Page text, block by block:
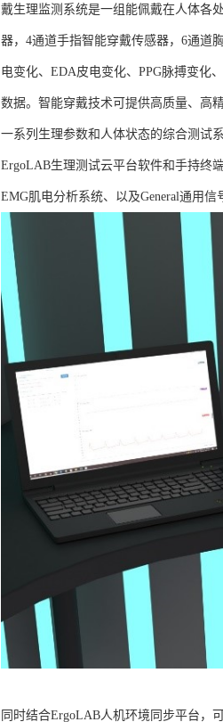
戴生理监测系统是一组能佩戴在人体各
器，4通道手指智能穿戴传感器，6通道
电变化、EDA皮电变化、PPG脉搏变化
数据。智能穿戴技术可提供高质量、高
一系列生理参数和人体状态的综合测试
ErgoLAB生理测试云平台软件和手持终
EMG肌电分析系统、以及General通用信
同时结合ErgoLAB人机环境同步平台，